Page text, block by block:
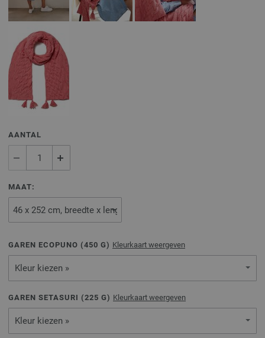
AANTAL
MAAT:
GAREN ECOPUNO (450 G) Kleurkaart weergeven
Kleur kiezen »
GAREN SETASURI (225 G) Kleurkaart weergeven
Kleur kiezen »